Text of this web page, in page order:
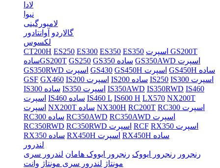
لادا
نیوا
لامبورگینی
گالاردو آوانتادور
لکسوس
CT200H ES250 ES300 ES350 ES350
اسپرت GS200T
سادهGS200T GS250 GS350 ساده
GS350AWD اسپرت
GS350RWD اسپرت GS430 GS450H اسپرت
GS450H ساده
GSF GX460 IS200 اسپرت IS200 ساده IS250
IS300 اسپرت
IS300 ساده
IS350 اسپرت IS350AWD IS350RWD IS460
اسپرت
IS460 ساده IS460 L IS600 H LX570 NX200T
اسپرت
NX200T ساده NX300H RC200T
RC300 اسپرت
RC300 ساده RC350AWD
RC350AWD اسپرت
RC350RWD
RC350RWD اسپرت RCF
RX350 اسپرت
RX350 ساده
RX450H اسپرت
RX450H ساده
لندرور
رنجرور رنجرور ایووک رنجرور ایووک هامان لندرور سری
مونتاژ لندرور سری مونتاژ وانت